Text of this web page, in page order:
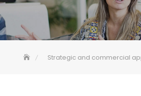
Strategic and commercial